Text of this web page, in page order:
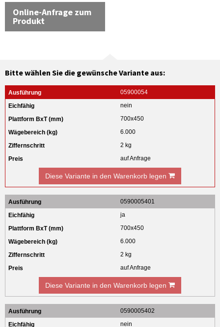
Online-Anfrage zum
Produkt
Bitte wählen Sie die gewünsche Variante aus:
05900054
nein
700x450
6.000
2 kg
auf Anfrage
Diese Variante in den Warenkorb legen
0590005401
ja
700x450
6.000
2 kg
auf Anfrage
Diese Variante in den Warenkorb legen
0590005402
nein